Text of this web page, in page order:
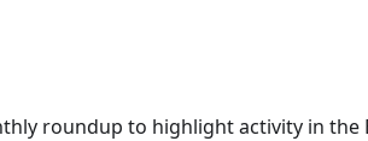
roundup to highlight activity in the